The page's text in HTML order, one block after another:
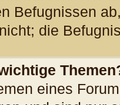
Befugnissen
die
eines